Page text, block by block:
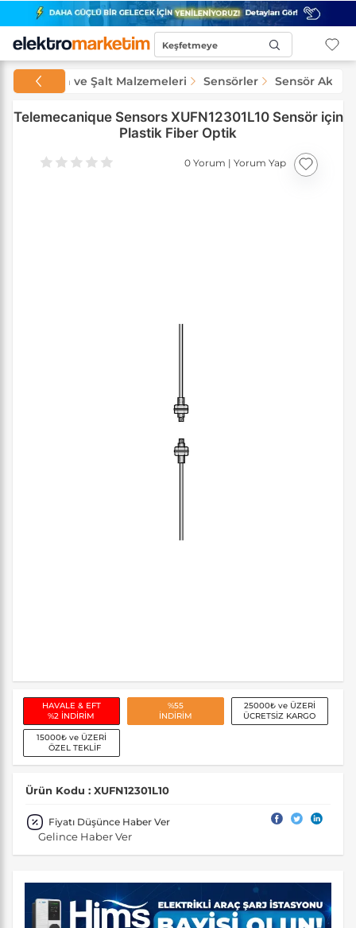
Keşfetmeye
Otomasyon ve Şalt Malzemeleri Sensörler Sensör
Telemecanique Sensors XUFN12301L10 Sensör için
Plastik Fiber Optik
0 Yorum | Yorum Yap
HAVALE & EFT
%2 İNDİRİM
%55
İNDİRİM
25000₺ ve ÜZERİ
ÜCRETSİZ KARGO
15000₺ ve ÜZERİ
ÖZEL TEKLİF
Ürün Kodu : XUFN12301L10
Fiyatı Düşünce Haber Ver
Gelince Haber Ver